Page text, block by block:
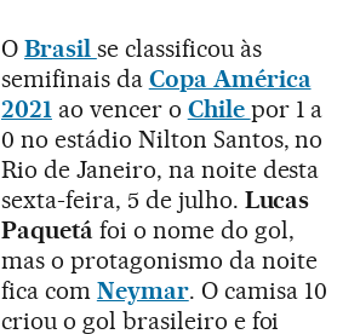
O Brasil se classificou às
semifinais da Copa América
2021 ao vencer o Chile por 1 a
0 no estádio Nilton Santos, no
Rio de Janeiro, na noite desta
sexta-feira, 5 de julho. Lucas
Paquetá foi o nome do gol,
mas o protagonismo da noite
fica com Neymar. O camisa 10
criou o gol brasileiro e foi